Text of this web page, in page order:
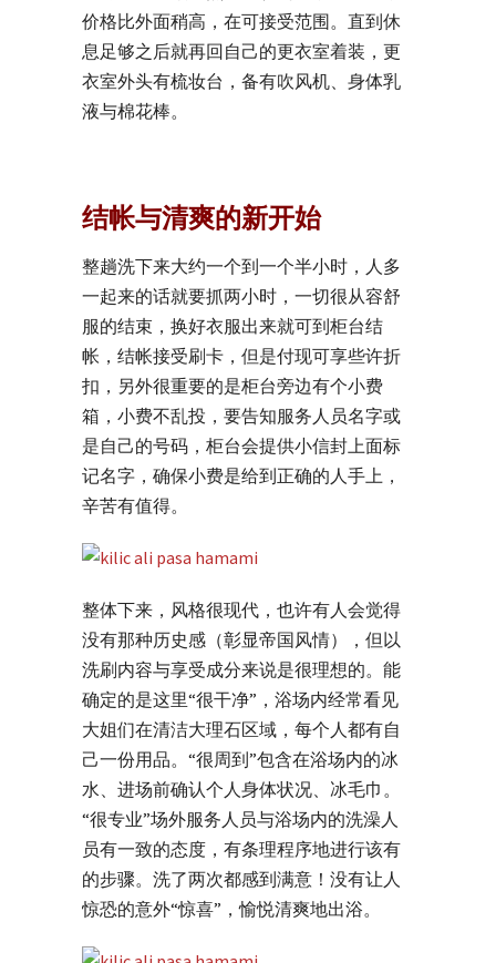
价格比外面稍高，在可接受范围。直到休
息足够之后就再回自己的更衣室着装，更
衣室外头有梳妆台，备有吹风机、身体乳
液与棉花棒。
结帐与清爽的新开始
整趟洗下来大约一个到一个半小时，人多
一起来的话就要抓两小时，一切很从容舒
服的结束，换好衣服出来就可到柜台结
帐，结帐接受刷卡，但是付现可享些许折
扣，另外很重要的是柜台旁边有个小费
箱，小费不乱投，要告知服务人员名字或
是自己的号码，柜台会提供小信封上面标
记名字，确保小费是给到正确的人手上，
辛苦有值得。
整体下来，风格很现代，也许有人会觉得
没有那种历史感（彰显帝国风情），但以
洗刷内容与享受成分来说是很理想的。能
确定的是这里“很干净”，浴场内经常看见
大姐们在清洁大理石区域，每个人都有自
己一份用品。“很周到”包含在浴场内的冰
水、进场前确认个人身体状况、冰毛巾。
“很专业”场外服务人员与浴场内的洗澡人
员有一致的态度，有条理程序地进行该有
的步骤。洗了两次都感到满意！没有让人
惊恐的意外“惊喜”，愉悦清爽地出浴。